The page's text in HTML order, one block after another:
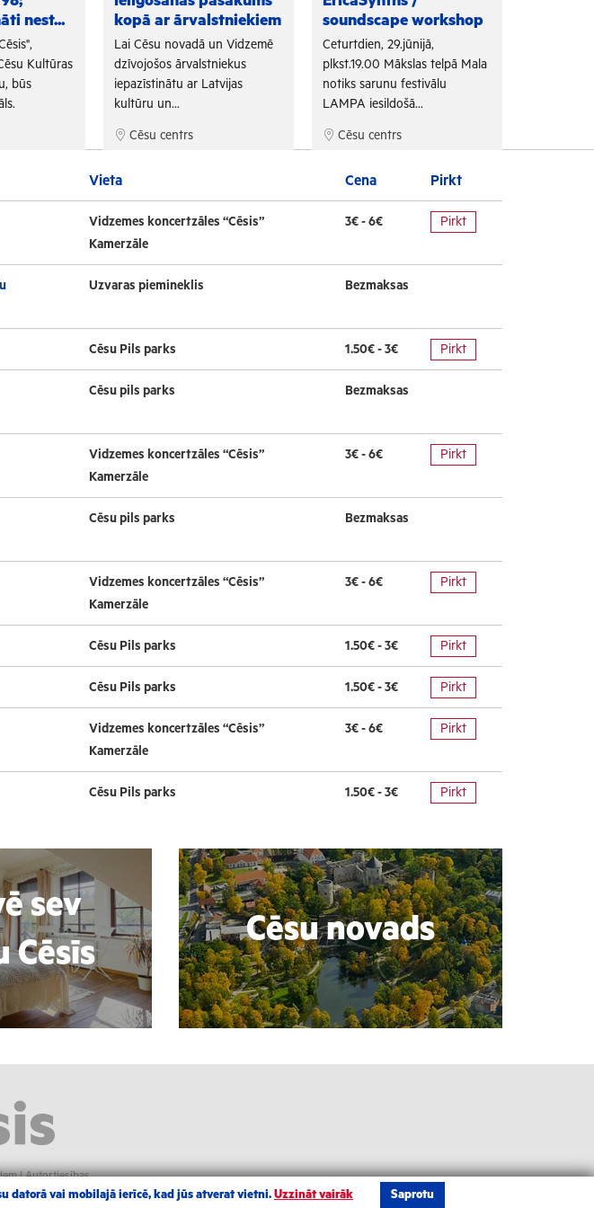
nest...
Kultūras
būs
kopā ar ārvalstniekiem
Lai Cēsu novadā un Vidzemē
dzīvojošos ārvalstniekus
iepazīstinātu ar Latvijas
kultūru un...
Cēsu centrs
soundscape workshop
Ceturtdien, 29.jūnijā,
plkst.19.00 Mākslas telpā Mala
notiks sarunu festivālu
LAMPA iesildošā...
Cēsu centrs
Vieta Cena Pirkt
Vidzemes koncertzāles “Cēsis”
Kamerzāle
3€ - 6€ Pirkt
Uzvaras piemineklis Bezmaksas
Cēsu Pils parks 1.50€ - 3€ Pirkt
Cēsu pils parks Bezmaksas
Vidzemes koncertzāles “Cēsis”
Kamerzāle
3€ - 6€ Pirkt
Cēsu pils parks Bezmaksas
Vidzemes koncertzāles “Cēsis”
Kamerzāle
3€ - 6€ Pirkt
Cēsu Pils parks 1.50€ - 3€ Pirkt
Cēsu Pils parks 1.50€ - 3€ Pirkt
Vidzemes koncertzāles “Cēsis”
Kamerzāle
3€ - 6€ Pirkt
Cēsu Pils parks 1.50€ - 3€ Pirkt
sev
Cēsīs
Cēsu novads
|Autortiesības
datorā vai mobilajā ierīcē, kad jūs atverat vietni. Uzzināt vairāk Saprotu